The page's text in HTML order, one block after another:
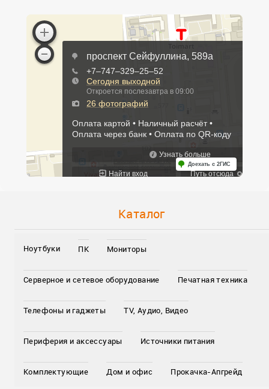
Каталог
Ноутбуки ПК Мониторы
Серверное и сетевое оборудование Печатная техника
Телефоны и гаджеты TV, Аудио, Видео
Периферия и аксессуары Источники питания
Комплектующие Дом и офис Прокачка-Апгрейд